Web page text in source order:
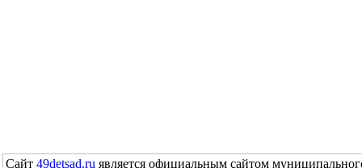
Сайт 49detsad.ru является официальным сайтом